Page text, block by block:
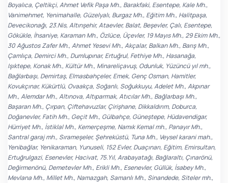
Boyalıca, Çeltikçi, Ahmet Vefik Paşa Mh., Barakfaki, Esentepe, Kale Mh.,
Vanimehmet, Yenimahalle, Güzelyalı, Burgaz Mh., Eğitim Mh., Halitpaşa,
Devecikonağı, 23.Nis, Altınşehir, Ataevler, Balat, Beşevler, Çalı, Esentepe,
Gökükle, İhsaniye, Karaman Mh., Özlüce, Üçevler, 19 Mayıs Mh., 29 Ekim Mh.,
30 Ağustos Zafer Mh., Ahmet Yesevi Mh., Akçalar, Balkan Mh., Barış Mh.,
Çamlıça, Demirci Mh., Dumlupınar, Ertuğrul, Fethiye Mh., Hasanağa,
Işıktepe, Konak Mh., Kültür Mh., Minareliçavuş, Odunluk, Yüzüncü yıl mh.,
Bağlarbaşı, Demirtaş, Elmasbahçeler, Emek, Genç Osman, Hamitler,
Kovukçınar, Kükürtlü, Ovaakça, Soğanlı, Soğukkuyu, Adelet Mh., Akpınar
Mh., Alemdar Mh., Altınova, Altıparmak, Atıcılar Mh., Bağlarbaşı Mh.,
Başaran Mh., Çırpan, Çiftehavuzlar, Çirişhane, Dikkaldırım, Doburca,
Doğanevler, Fatih Mh., Geçit Mh., Gülbahçe, Güneştepe, Hüdavendigar,
Hürriyet Mh., İstiklal Mh., Kemerçeşme, Namık Kemal mh., Panayır Mh.,
Santral garaj mh., Sırameşeler, Şehreküstü, Tuna Mh., Veysel karani mah.,
Yenibağlar, Yenikaraman, Yunuseli, 152 Evler, Duaçınarı, Eğitim, Emirsultan,
Ertuğrulgazi, Esenevler, Hacivat, 75.Yıl, Arabayatağı, Bağlaraltı, Çınarönü,
Değirmenönü, Demetevler Mh., Erikli Mh., Esenevler, Güllük, İsabey Mh.,
Mevlana Mh., Millet Mh., Namazgah, Samanlı Mh., Sinandede, Siteler mh.,